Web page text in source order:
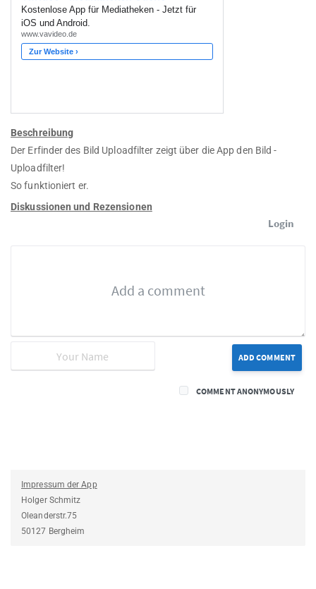
Beschreibung
Der Erfinder des Bild Uploadfilter zeigt über die App den Bild -
Uploadfilter!
So funktioniert er.
Diskussionen und Rezensionen
Login
ADD COMMENT
COMMENT ANONYMOUSLY
Impressum der App
Holger Schmitz
Oleanderstr.75
50127 Bergheim